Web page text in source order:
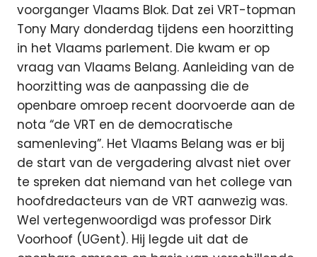
voorganger Vlaams Blok. Dat zei VRT-topman
Tony Mary donderdag tijdens een hoorzitting
in het Vlaams parlement. Die kwam er op
vraag van Vlaams Belang. Aanleiding van de
hoorzitting was de aanpassing die de
openbare omroep recent doorvoerde aan de
nota “de VRT en de democratische
samenleving”. Het Vlaams Belang was er bij
de start van de vergadering alvast niet over
te spreken dat niemand van het college van
hoofdredacteurs van de VRT aanwezig was.
Wel vertegenwoordigd was professor Dirk
Voorhoof (UGent). Hij legde uit dat de